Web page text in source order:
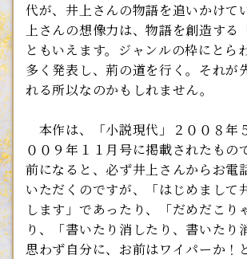
代が、井上さんの物語を追いかけて
上さんの想像力は、物語を創造する
ともいえます。ジャンルの枠にとら
多く発表し、荊の道を行く。それが
れる所以なのかもしれません。
本作は、「小説現代」２００８年
００９年１１月号に掲載されたもの
前になると、必ず井上さんからお電
いただくのですが、「はじめまして
します」であったり、「だめだこり
り、「書いたり消したり、書いた
思わず自分に、お前はワイパーか！